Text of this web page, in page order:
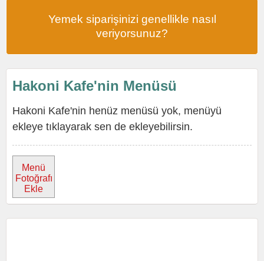
Yemek siparişinizi genellikle nasıl
veriyorsunuz?
Hakoni Kafe'nin Menüsü
Hakoni Kafe'nin henüz menüsü yok, menüyü
ekleye tıklayarak sen de ekleyebilirsin.
Menü
Fotoğrafı
Ekle